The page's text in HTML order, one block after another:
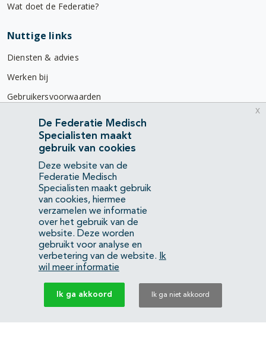
Wat doet de Federatie?
Nuttige links
Diensten & advies
Werken bij
Gebruikersvoorwaarden
Privacyverklaring
Contact
Mercatorlaan 1200
3528 BL Utrecht
(088) 505 34 34
info@richtlijnendatabase.nl
YouTubeLinkedIn
KvK Federatie Medisch Specialisten:40483480
Privacyverklaring
De Federatie Medisch
Specialisten maakt
gebruik van cookies
Deze website van de
Federatie Medisch
Specialisten maakt gebruik
van cookies, hiermee
verzamelen we informatie
over het gebruik van de
website. Deze worden
gebruikt voor analyse en
verbetering van de website.
Ik
wil meer informatie
Ik ga akkoord Ik ga niet akkoord
x